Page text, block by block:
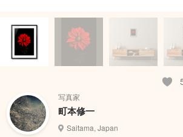
写真家
町本修一
Saitama, Japan